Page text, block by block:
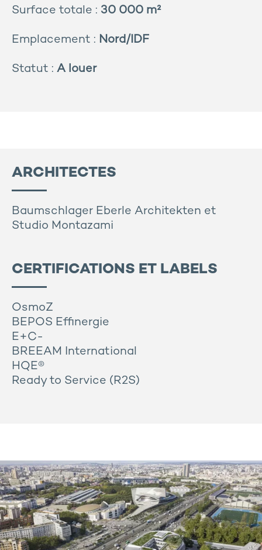
Surface totale : 30 000 m²
Emplacement : Nord/IDF
Statut : A louer
ARCHITECTES
Baumschlager Eberle Architekten et
Studio Montazami
CERTIFICATIONS ET LABELS
OsmoZ
BEPOS Effinergie
E+C-
BREEAM International
HQE®
Ready to Service (R2S)